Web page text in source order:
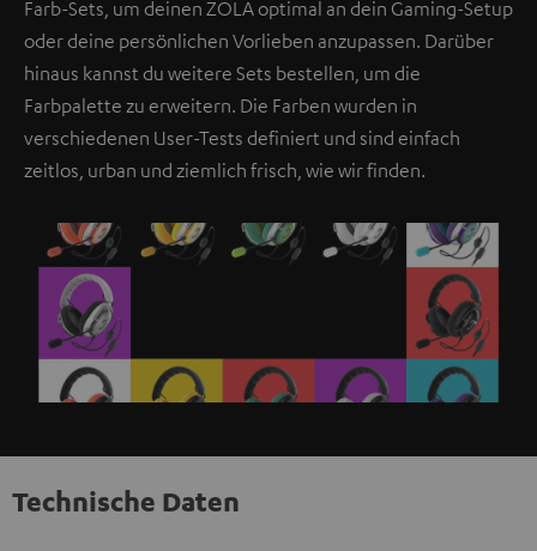
Farb-Sets, um deinen ZOLA optimal an dein Gaming-Setup
oder deine persönlichen Vorlieben anzupassen. Darüber
hinaus kannst du weitere Sets bestellen, um die
Farbpalette zu erweitern. Die Farben wurden in
verschiedenen User-Tests definiert und sind einfach
zeitlos, urban und ziemlich frisch, wie wir finden.
Technische Daten